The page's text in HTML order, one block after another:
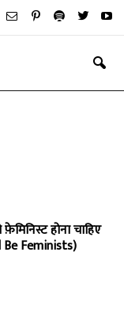
होना चाहिए
Be Feminists)